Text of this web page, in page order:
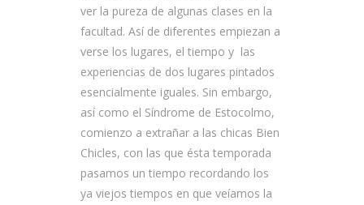
ver la pureza de algunas clases en la
facultad. Así de diferentes empiezan a
verse los lugares, el tiempo y las
experiencias de dos lugares pintados
esencialmente iguales. Sin embargo,
así como el Síndrome de Estocolmo,
comienzo a extrañar a las chicas Bien
Chicles, con las que ésta temporada
pasamos un tiempo recordando los
ya viejos tiempos en que veíamos la